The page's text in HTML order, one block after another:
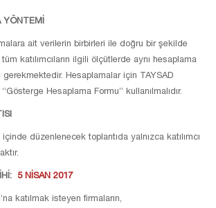
YÖNTEMİ
ait verilerin birbirleri ile doğru bir şekilde
katılımcıların ilgili ölçütlerde aynı hesaplama
gerekmektedir. Hesaplamalar için TAYSAD
Hesaplama Formu” kullanılmalıdır.
düzenlenecek toplantıda yalnızca katılımcı
5 NİSAN 2017
katılmak isteyen firmaların,